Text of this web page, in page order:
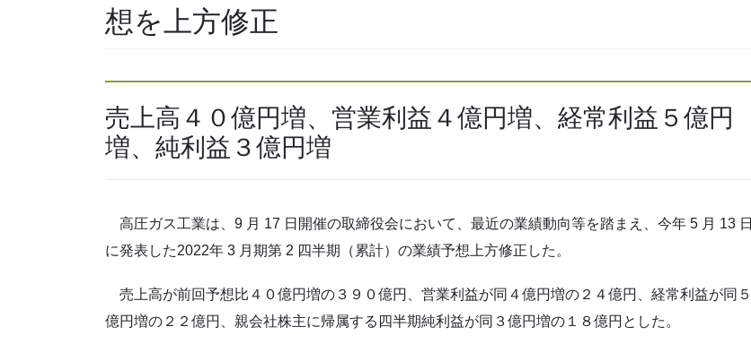
想を上方修正
売上高４０億円増、営業利益４億円増、経常利益５億円
増、純利益３億円増
高圧ガス工業は、9 月 17 日開催の取締役会において、最近の業績動向等を踏まえ、今年 5 月 13 日
に発表した2022年 3 月期第 2 四半期（累計）の業績予想上方修正した。
売上高が前回予想比４０億円増の３９０億円、営業利益が同４億円増の２４億円、経常利益が同５
億円増の２２億円、親会社株主に帰属する四半期純利益が同３億円増の１８億円とした。